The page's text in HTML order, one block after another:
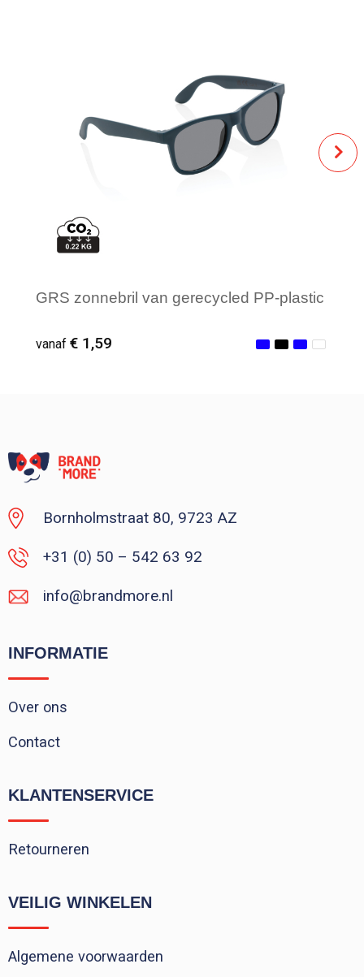
GRS zonnebril van gerecycled PP-plastic
vanaf € 1,59
Bornholmstraat 80, 9723 AZ
+31 (0) 50 – 542 63 92
info@brandmore.nl
INFORMATIE
Over ons
Contact
KLANTENSERVICE
Retourneren
VEILIG WINKELEN
Algemene voorwaarden